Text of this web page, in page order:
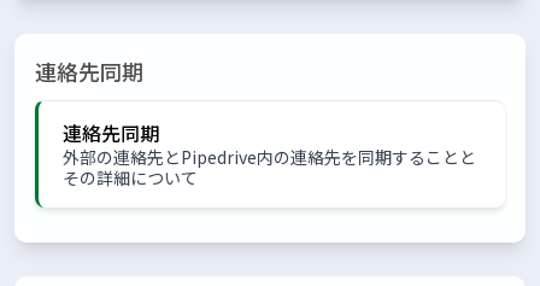
連絡先同期
連絡先同期
外部の連絡先とPipedrive内の連絡先を同期することと
その詳細について